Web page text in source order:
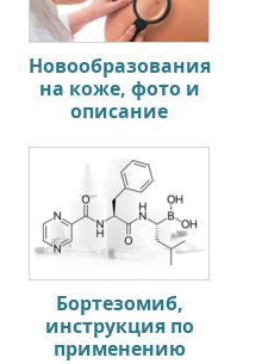
Новообразования
на коже, фото и
описание
Бортезомиб,
инструкция по
применению